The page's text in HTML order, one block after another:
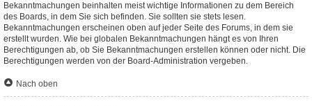
Bekanntmachungen beinhalten meist wichtige Informationen zu dem Bereich
des Boards, in dem Sie sich befinden. Sie sollten sie stets lesen.
Bekanntmachungen erscheinen oben auf jeder Seite des Forums, in dem sie
erstellt wurden. Wie bei globalen Bekanntmachungen hängt es von Ihren
Berechtigungen ab, ob Sie Bekanntmachungen erstellen können oder nicht. Die
Berechtigungen werden von der Board-Administration vergeben.
Nach oben